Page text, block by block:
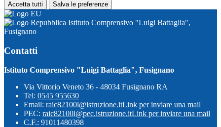
Accetta tutti Salva le preferenze
Istituto Comprensivo "Luigi Battaglia",
Fusignano
Contatti
Istituto Comprensivo "Luigi Battaglia", Fusignano
Via Vittorio Veneto 36 - 48034 Fusignano RA
Tel: 0545 955630
Email: raic82100l@istruzione.itLink per inviare una mail
PEC: raic82100l@pec.istruzione.itLink per inviare una mail
C.F.: 91011480398